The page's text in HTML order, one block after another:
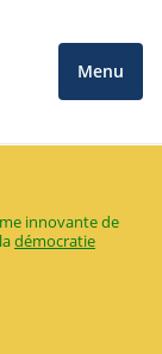
Menu
innovante de
démocratie